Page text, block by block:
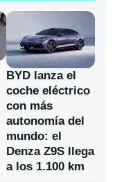
BYD lanza el
coche eléctrico
con más
autonomía del
mundo: el
Denza Z9S llega
a los 1.100 km